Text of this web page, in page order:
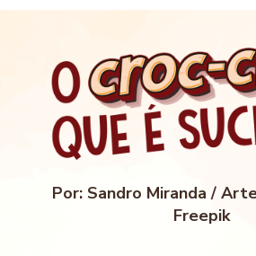
Por: Sandro Miranda /
Freepik